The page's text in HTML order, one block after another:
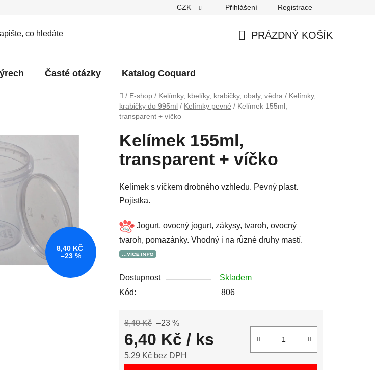
CZK Přihlášení Registrace
PRÁZDNÝ KOŠÍK
Časté otázky Katalog Coquard
Domů
/ E-shop / Kelímky, kbelíky, krabičky, obaly, vědra / Kelímky,
krabičky do 995ml / Kelímky pevné / Kelímek 155ml,
transparent + víčko
Kelímek 155ml,
transparent + víčko
Kelímek s víčkem drobného vzhledu. Pevný plast.
Pojistka.
Jogurt, ovocný jogurt, zákysy, tvaroh, ovocný
tvaroh, pomazánky. Vhodný i na různé druhy mastí.
Dostupnost
Skladem
Kód:
806
8,40 Kč –23 %
6,40 Kč / ks
5,29 Kč bez DPH
8,40 KČ
–23 %